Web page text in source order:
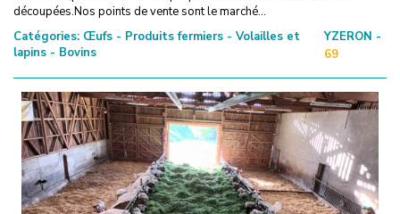
découpées.Nos points de vente sont le marché...
Catégories: Œufs - Produits fermiers - Volailles et
lapins - Bovins
YZERON -
69